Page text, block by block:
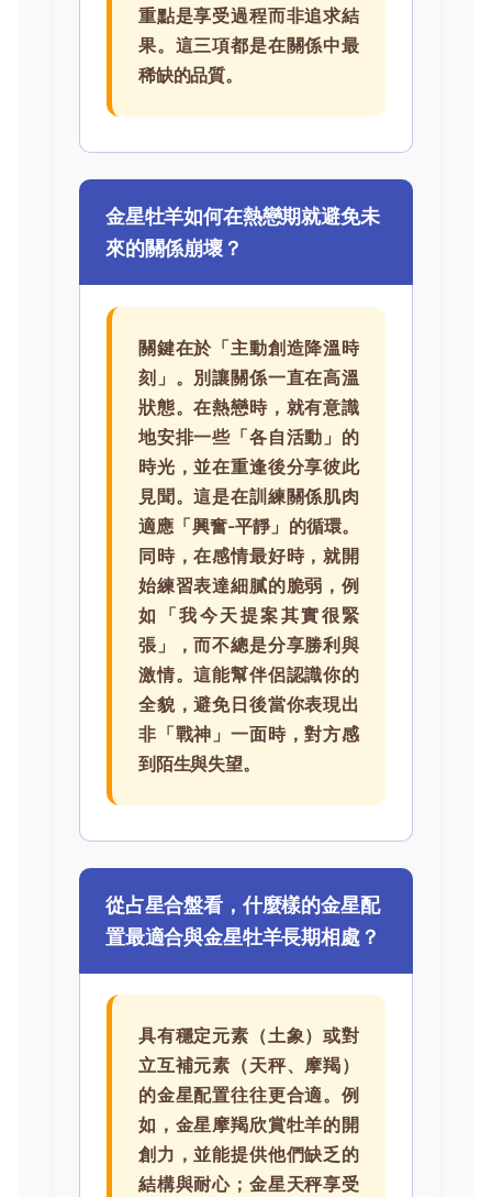
重點是享受過程而非追求結
果。這三項都是在關係中最
稀缺的品質。
金星牡羊如何在熱戀期就避免未
來的關係崩壞？
關鍵在於「主動創造降溫時
刻」。別讓關係一直在高溫
狀態。在熱戀時，就有意識
地安排一些「各自活動」的
時光，並在重逢後分享彼此
見聞。這是在訓練關係肌肉
適應「興奮-平靜」的循環。
同時，在感情最好時，就開
始練習表達細膩的脆弱，例
如「我今天提案其實很緊
張」，而不總是分享勝利與
激情。這能幫伴侶認識你的
全貌，避免日後當你表現出
非「戰神」一面時，對方感
到陌生與失望。
從占星合盤看，什麼樣的金星配
置最適合與金星牡羊長期相處？
具有穩定元素（土象）或對
立互補元素（天秤、摩羯）
的金星配置往往更合適。例
如，金星摩羯欣賞牡羊的開
創力，並能提供他們缺乏的
結構與耐心；金星天秤享受